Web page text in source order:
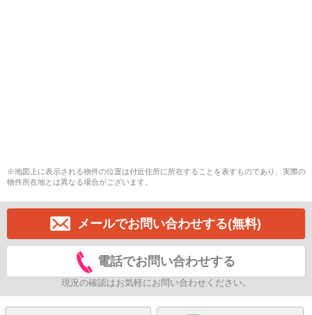
※地図上に表示される物件の位置は付近住所に所在することを表すものであり、実際の
物件所在地とは異なる場合がございます。
メールでお問い合わせする(無料)
電話でお問い合わせする
現況の確認はお気軽にお問い合わせください。